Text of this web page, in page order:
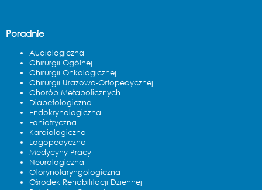
Poradnie
Audiologiczna
Chirurgii Ogólnej
Chirurgii Onkologicznej
Chirurgii Urazowo-Ortopedycznej
Chorób Metabolicznych
Diabetologiczna
Endokrynologiczna
Foniatryczna
Kardiologiczna
Logopedyczna
Medycyny Pracy
Neurologiczna
Otorynolaryngologiczna
Ośrodek Rehabilitacji Dziennej